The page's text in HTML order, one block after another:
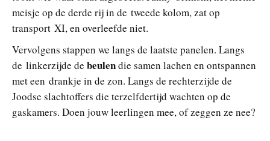
meisje op de derde rij in de tweede kolom, zat op
transport XI, en overleefde niet.
Vervolgens stappen we langs de laatste panelen. Langs
de linkerzijde de beulendie samen lachen en ontspannen
met een drankje in de zon. Langs de rechterzijde de
Joodse slachtoffers die terzelfdertijd wachten op de
gaskamers. Doen jouw leerlingen mee, of zeggen ze nee?